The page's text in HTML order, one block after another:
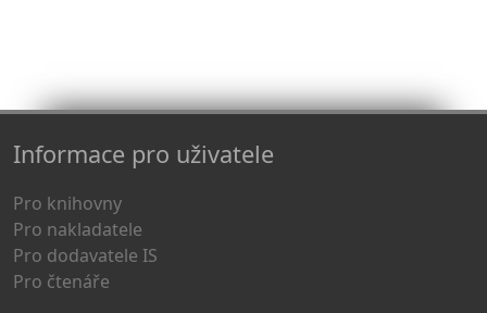
Informace pro uživatele
Pro knihovny
Pro nakladatele
Pro dodavatele IS
Pro čtenáře